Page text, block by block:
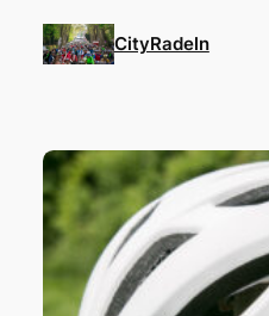
Inhalt
CityRadeln